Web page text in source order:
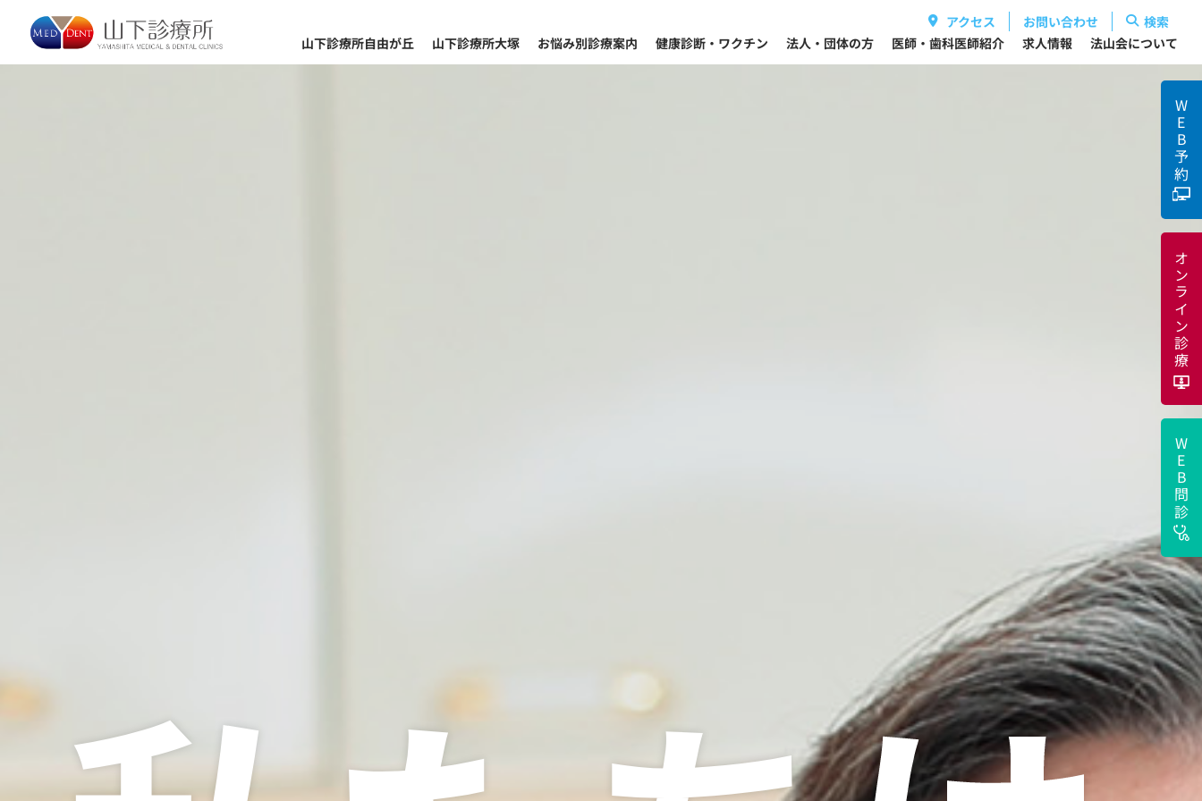
アクセス お問い合わせ
検索
山下診療所自由が丘
山下診療所大塚 お悩み別診療案内 健康診断・ワクチン 法人・団体の方 医師・歯科医師紹介 求人情報 法山会について
WEB
予約
オンライン診療
WEB
問診